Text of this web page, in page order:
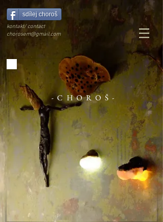
-CHOROŠ-
kontakt/ contact
chorosem@gmail.com
sdílej choroš